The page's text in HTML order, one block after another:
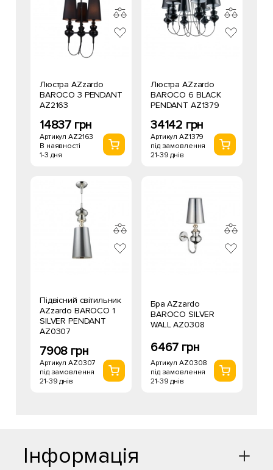
Люстра AZzardo
BAROCO 3 PENDANT
AZ2163
14837 грн
Артикул AZ2163
В наявності
1-3 дня
Люстра AZzardo
BAROCO 6 BLACK
PENDANT AZ1379
34142 грн
Артикул AZ1379
під замовлення
21-39 днів
Підвісний світильник
AZzardo BAROCO 1
SILVER PENDANT
AZ0307
7908 грн
Артикул AZ0307
під замовлення
21-39 днів
Бра AZzardo
BAROCO SILVER
WALL AZ0308
6467 грн
Артикул AZ0308
під замовлення
21-39 днів
Інформація